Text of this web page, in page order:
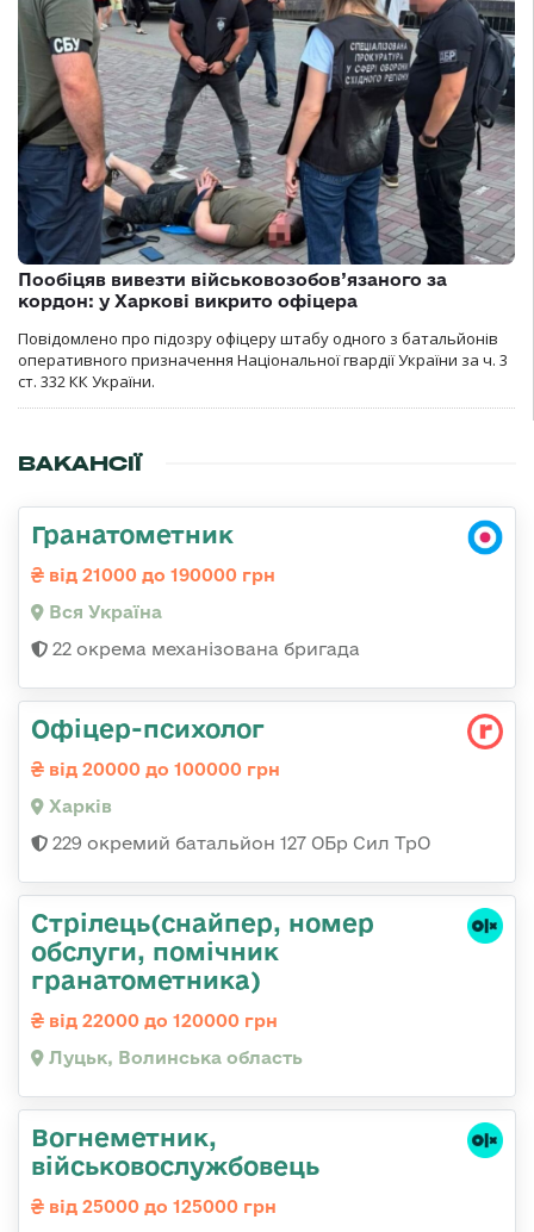
Пообіцяв вивезти військовозобов’язаного за
кордон: у Харкові викрито офіцера
Повідомлено про підозру офіцеру штабу одного з батальйонів
оперативного призначення Національної гвардії України за ч. 3
ст. 332 КК України.
ВАКАНСІЇ
Гранатометник
від 21000 до 190000 грн
Вся Україна
22 окрема механізована бригада
Офіцер-психолог
від 20000 до 100000 грн
Харків
229 окремий батальйон 127 ОБр Сил ТрО
Стрілець(снайпер, номер
обслуги, помічник
гранатометника)
від 22000 до 120000 грн
Луцьк, Волинська область
Вогнеметник,
військовослужбовець
від 25000 до 125000 грн